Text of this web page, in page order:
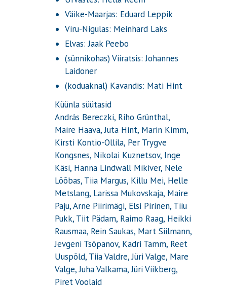
Väike-Maarjas: Eduard Leppik
Viru-Nigulas: Meinhard Laks
Elvas: Jaak Peebo
(sünnikohas) Viiratsis: Johannes
Laidoner
(koduaknal) Kavandis: Mati Hint
Küünla süütasid
András Bereczki, Riho Grünthal,
Maire Haava, Juta Hint, Marin Kimm,
Kirsti Kontio-Ollila, Per Trygve
Kongsnes, Nikolai Kuznetsov, Inge
Käsi, Hanna Lindwall Mikiver, Nele
Lõõbas, Tiia Margus, Killu Mei, Helle
Metslang, Larissa Mukovskaja, Maire
Paju, Arne Piirimägi, Elsi Pirinen, Tiiu
Pukk, Tiit Pädam, Raimo Raag, Heikki
Rausmaa, Rein Saukas, Mart Siilmann,
Jevgeni Tsõpanov, Kadri Tamm, Reet
Uuspõld, Tiia Valdre, Jüri Valge, Mare
Valge, Juha Valkama, Jüri Viikberg,
Piret Voolaid